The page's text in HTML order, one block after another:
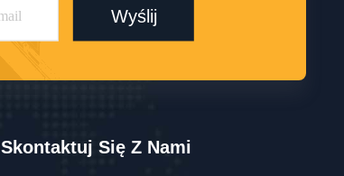
Wyślij
Skontaktuj Się Z Nami